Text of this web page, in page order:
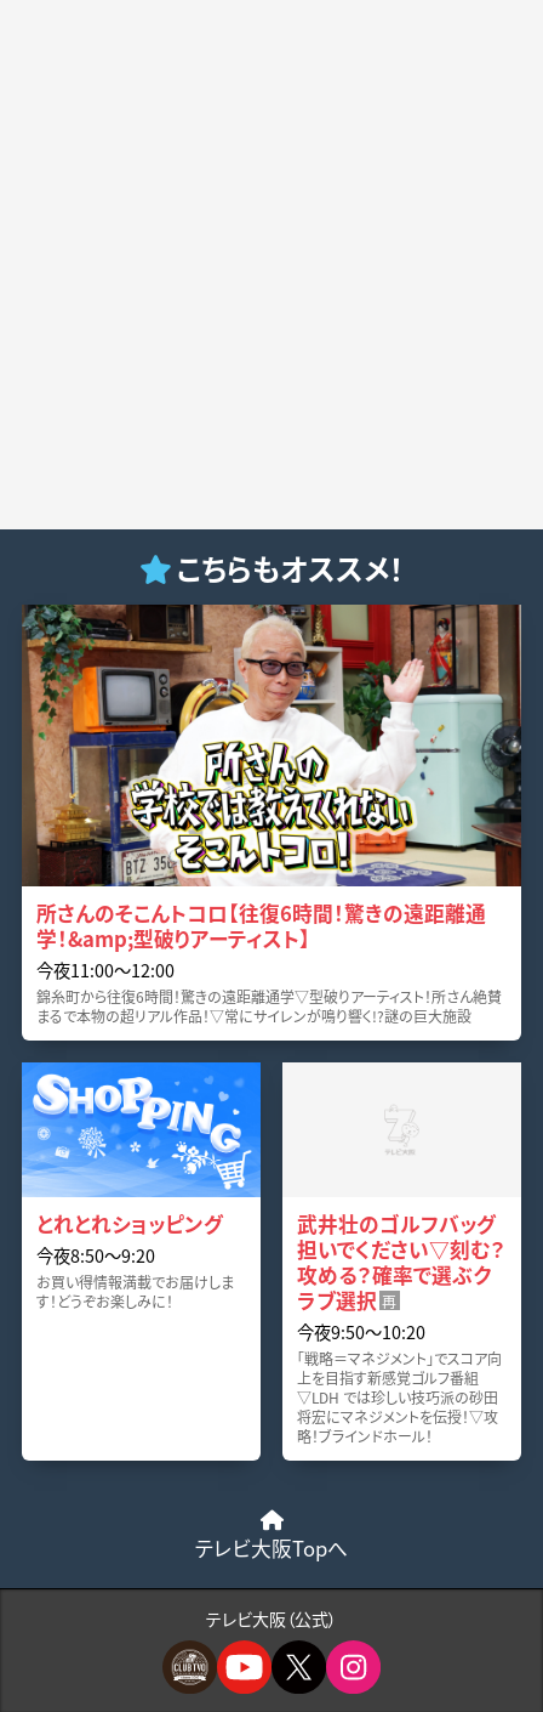
こちらもオススメ！
所さんのそこんトコロ【往復6時間！驚きの遠距離通
学！&amp;型破りアーティスト】
今夜11:00〜12:00
錦糸町から往復6時間！驚きの遠距離通学▽型破りアーティスト！所さん絶賛
まるで本物の超リアル作品！▽常にサイレンが鳴り響く!?謎の巨大施設
とれとれショッピング
今夜8:50〜9:20
お買い得情報満載でお届けしま
す！どうぞお楽しみに！
武井壮のゴルフバッグ
担いでください▽刻む？
攻める？確率で選ぶク
ラブ選択 再
今夜9:50〜10:20
「戦略＝マネジメント」でスコア向
上を目指す新感覚ゴルフ番組
▽LDH では珍しい技巧派の砂田
将宏にマネジメントを伝授！▽攻
略！ブラインドホール！
テレビ大阪Topへ
テレビ大阪（公式）